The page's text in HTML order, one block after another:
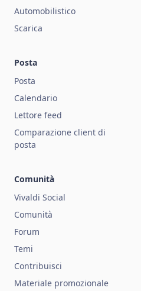
Automobilistico
Scarica
Posta
Posta
Calendario
Lettore feed
Comparazione client di
posta
Comunità
Vivaldi Social
Comunità
Forum
Temi
Contribuisci
Materiale promozionale